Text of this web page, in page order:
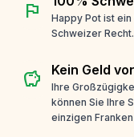
flag
Happy Pot ist
Schweizer Recht.
savings Kein Geld
Ihre
können Sie Ihre
einzigen